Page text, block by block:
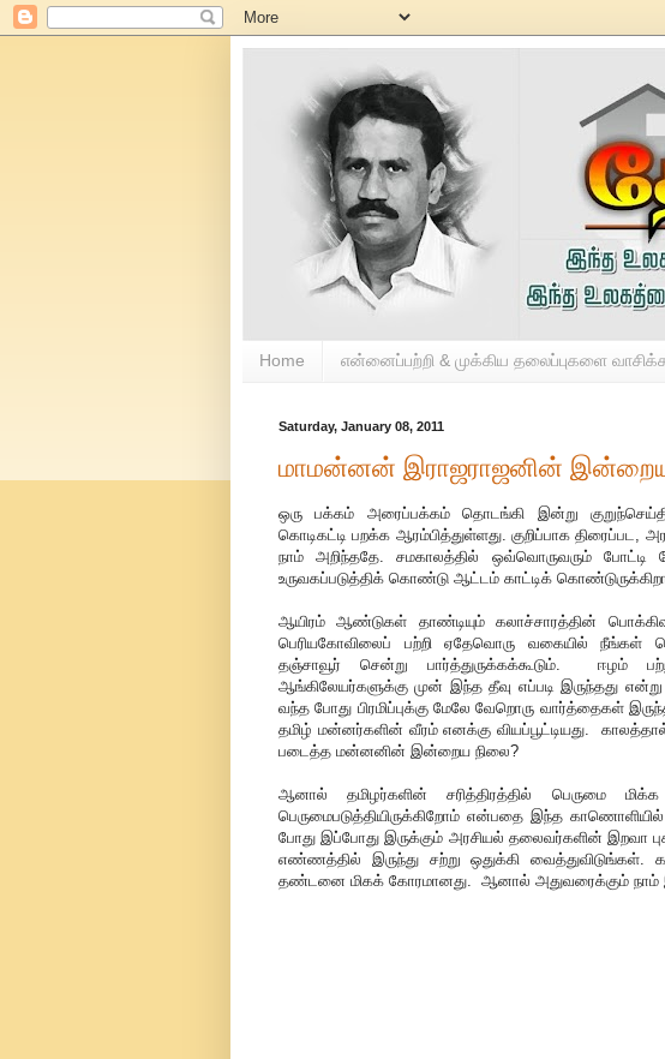
Home என்னைப்பற்றி & முக்கிய தலைப்புகளை
Saturday, January 08, 2011
மாமன்னன் இராஜராஜனின் இன்றைய
ஒரு பக்கம் அரைப்பக்கம் தொடங்கி இன்று
கொடிகட்டி பறக்க ஆரம்பித்துள்ளது. குறிப்பாக
நாம் அறிந்ததே. சமகாலத்தில் ஒவ்வொருவரும்
உருவகப்படுத்திக் கொண்டு ஆட்டம் காட்டிக்
ஆயிரம் ஆண்டுகள் தாண்டியும் கலாச்சாரத்தின்
பெரியகோவிலைப் பற்றி ஏதேவொரு வகையில் நீங்கள்
தஞ்சாவூர் சென்று பார்த்துருக்கக்கூடும். ஈழம்
ஆங்கிலேயர்களுக்கு முன் இந்த தீவு எப்படி இருந்தது
வந்த போது பிரமிப்புக்கு மேலே வேறொரு வார்த்தைகள்
தமிழ் மன்னர்களின் வீரம் எனக்கு வியப்பூட்டியது.
படைத்த மன்னனின் இன்றைய நிலை?
ஆனால் தமிழர்களின் சரித்திரத்தில் பெருமை
பெருமைபடுத்தியிருக்கிறோம் என்பதை இந்த காணொளியில்
போது இப்போது இருக்கும் அரசியல் தலைவர்களின் இறவா
எண்ணத்தில் இருந்து சற்று ஒதுக்கி வைத்துவிடுங்கள்.
தண்டனை மிகக் கோரமானது. ஆனால் அதுவரைக்கும் நாம்